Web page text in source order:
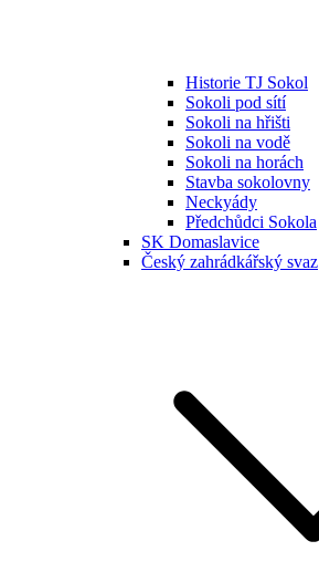
Historie TJ Sokol
Sokoli pod sítí
Sokoli na hřišti
Sokoli na vodě
Sokoli na horách
Stavba sokolovny
Neckyády
Předchůdci Sokola
SK Domaslavice
Český zahrádkářský svaz